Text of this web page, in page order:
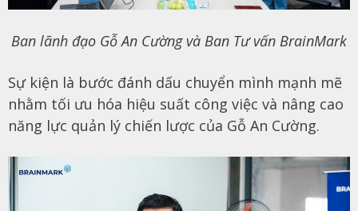
Ban lãnh đạo Gỗ An Cường và Ban Tư vấn BrainMark
Sự kiện là bước đánh dấu chuyển mình mạnh mẽ
nhằm tối ưu hóa hiệu suất công việc và nâng cao
năng lực quản lý chiến lược của Gỗ An Cường.